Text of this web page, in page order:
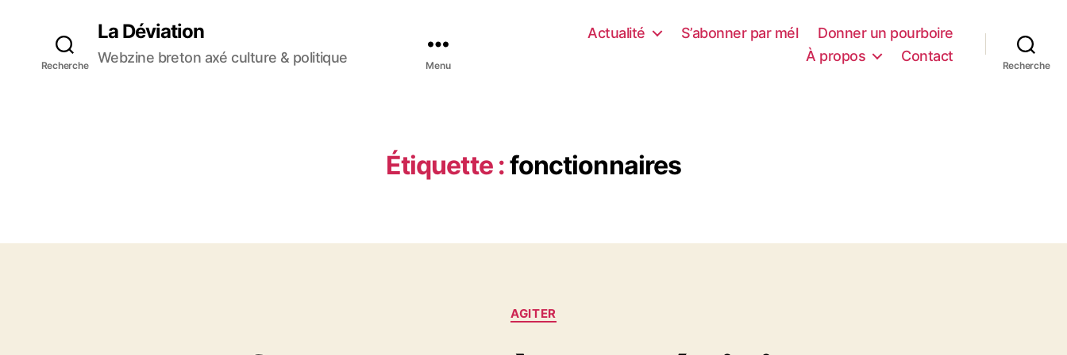
Recherche
La Déviation
Webzine breton axé culture & politique Menu
Actualité S’abonner par mél
Donner un pourboire
À propos
Contact
Recherche
Étiquette :fonctionnaires
C
a
AGITER